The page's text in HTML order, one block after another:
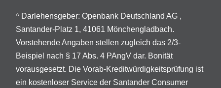
A
Darlehensgeber: Openbank Deutschland AG ,
Santander-Platz 1, 41061 Mönchengladbach.
Vorstehende Angaben stellen zugleich das 2/3-
Beispiel nach § 17 Abs. 4 PAngV dar. Bonität
vorausgesetzt. Die Vorab-Kreditwürdigkeitsprüfung ist
ein kostenloser Service der Santander Consumer